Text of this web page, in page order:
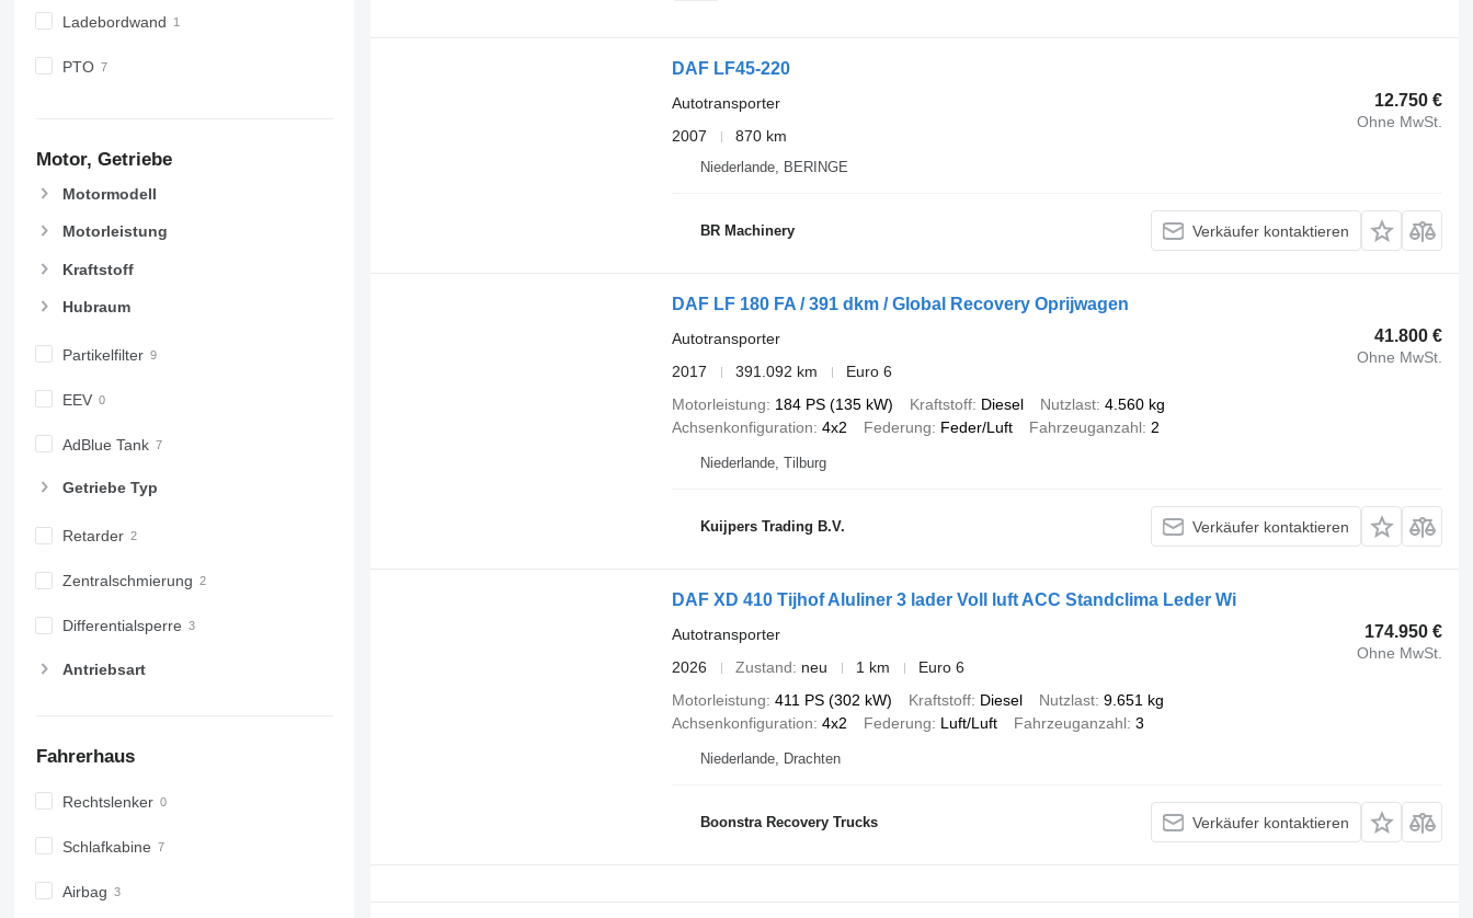
Ladebordwand
PTO
Motor, Getriebe
Motormodell
Motorleistung
Kraftstoff
Hubraum
Partikelfilter
EEV
AdBlue Tank
Getriebe Typ
Retarder
Zentralschmierung
Differentialsperre
Antriebsart
Fahrerhaus
Rechtslenker
Schlafkabine
Airbag
DAF LF45-220
12.750 €
Ohne MwSt.
Autotransporter
2007
870 km
Niederlande, BERINGE
BR Machinery Verkäufer kontaktieren
DAF LF 180 FA / 391 dkm / Global Recovery Oprijwagen
41.800 €
Ohne MwSt.
Autotransporter
2017
391.092 km
Euro 6
Motorleistung
184 PS (135 kW) Kraftstoff Diesel Nutzlast 4.560 kg
Achsenkonfiguration 4x2 Federung Feder/Luft Fahrzeuganzahl 2
Niederlande, Tilburg
Kuijpers Trading B.V. Verkäufer kontaktieren
DAF XD 410 Tijhof Aluliner 3 lader Voll luft ACC Standclima Leder Wi
174.950 €
Ohne MwSt.
Autotransporter
2026
Zustand neu 1 km
Euro 6
Motorleistung 411 PS (302 kW) Kraftstoff Diesel Nutzlast 9.651 kg
Achsenkonfiguration 4x2 Federung Luft/Luft Fahrzeuganzahl 3
Niederlande, Drachten
Boonstra Recovery Trucks Verkäufer kontaktieren